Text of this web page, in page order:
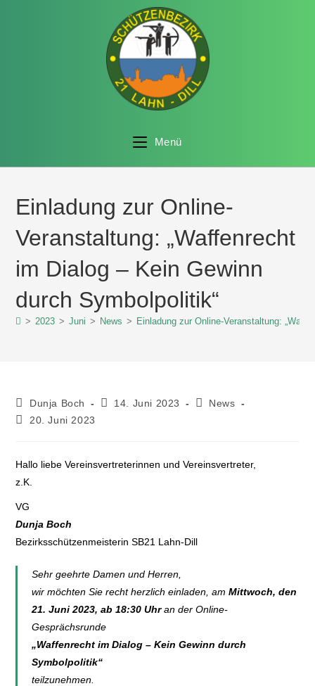
Menü
Einladung zur Online-
Veranstaltung: „Waffenrecht
im Dialog – Kein Gewinn
durch Symbolpolitik“
> 2023 > Juni > News > Einladung zur Online-Veranstaltung:
Dunja Boch 14. Juni 2023
News
20. Juni 2023
Hallo liebe Vereinsvertreterinnen und Vereinsvertreter,
z.K.
VG
Dunja Boch
Bezirksschützenmeisterin SB21 Lahn-Dill
Sehr geehrte Damen und Herren,
wir möchten Sie recht herzlich einladen, amMittwoch, den
21. Juni 2023, ab 18:30 Uhran der Online-
Gesprächsrunde
„Waffenrecht im Dialog – Kein Gewinn durch
Symbolpolitik“
teilzunehmen.